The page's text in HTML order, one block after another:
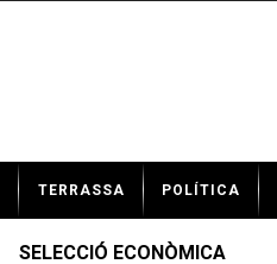
t
TERRASSA POLÍTICA
SELECCIÓ ECONÒMICA